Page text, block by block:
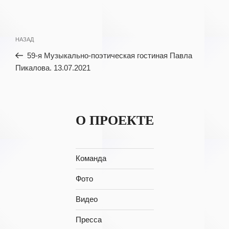
Навигация
по
записям
Предыдущая
запись:
НАЗАД
59-я Музыкально-поэтическая гостиная Павла
Пикалова. 13.07.2021
О ПРОЕКТЕ
Команда
Фото
Видео
Пресса